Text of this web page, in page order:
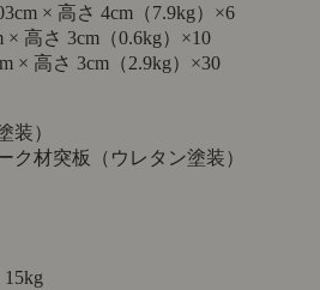
× 高さ 4cm（7.9kg）×6
× 高さ 3cm（0.6kg）×10
× 高さ 3cm（2.9kg）×30
装）
ク材突板（ウレタン塗装）